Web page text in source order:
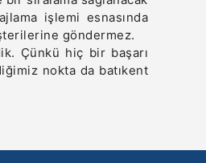
işlemi esnasında
göndermez.
Çünkü hiç bir başarı
nokta da batıkent